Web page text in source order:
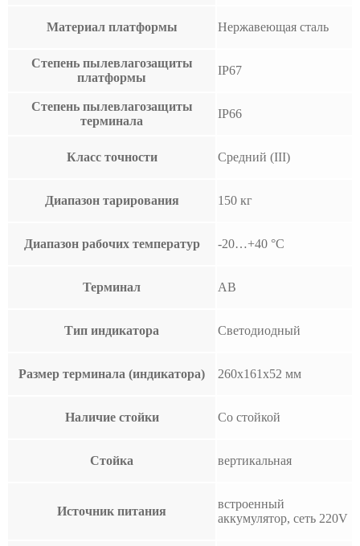
Материал платформы Нержавеющая сталь
Степень пылевлагозащиты
платформы
IP67
Степень пылевлагозащиты
терминала
IP66
Класс точности Средний (III)
Диапазон тарирования 150 кг
Диапазон рабочих температур -20…+40 °С
Терминал AB
Тип индикатора Светодиодный
Размер терминала (индикатора) 260х161х52 мм
Наличие стойки Со стойкой
Стойка вертикальная
Источник питания
встроенный
аккумулятор, сеть 220V